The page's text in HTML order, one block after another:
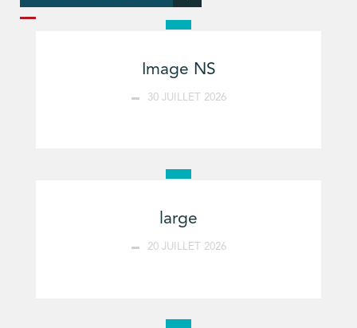
Image NS
30 JUILLET 2026
large
20 JUILLET 2026